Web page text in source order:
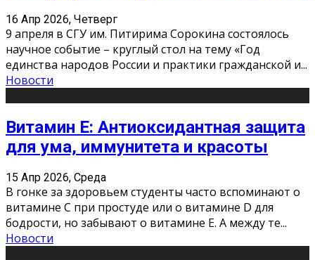
16 Апр 2026, Четверг
9 апреля в СГУ им. Питирима Сорокина состоялось
научное событие – круглый стол на тему «Год
единства народов России и практики гражданской и...
Новости
Витамин Е: Антиоксидантная защита
для ума, иммунитета и красоты
15 Апр 2026, Среда
В гонке за здоровьем студенты часто вспоминают о
витамине С при простуде или о витамине D для
бодрости, но забывают о витамине Е. А между те...
Новости